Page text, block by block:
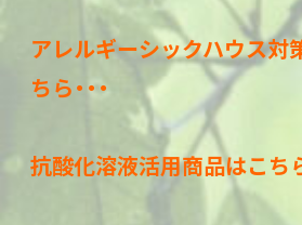
アレルギーシックハウス対
ちら・・・
抗酸化溶液活用商品はこちら